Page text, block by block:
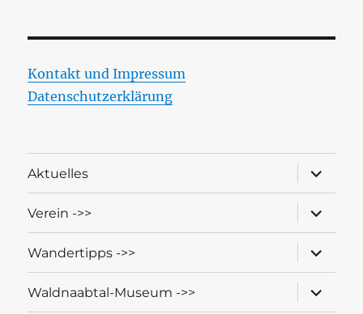
Kontakt und Impressum
Datenschutzerklärung
Aktuelles
öffnen
Verein ->>
öffnen
Wandertipps ->>
öffnen
Waldnaabtal-Museum ->>
öffnen